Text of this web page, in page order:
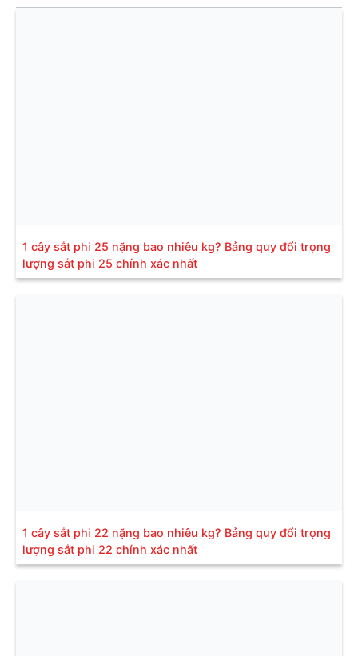
1 cây sắt phi 25 nặng bao nhiêu kg? Bảng quy đổi trọng
lượng sắt phi 25 chính xác nhất
1 cây sắt phi 22 nặng bao nhiêu kg? Bảng quy đổi trọng
lượng sắt phi 22 chính xác nhất